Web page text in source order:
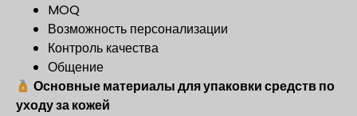
MOQ
Возможность персонализации
Контроль качества
Общение
Основные материалы для упаковки средств по
уходу за кожей